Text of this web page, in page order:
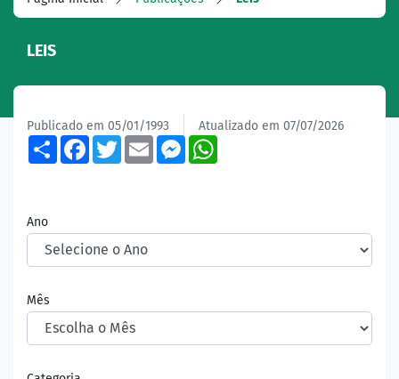
LEIS
Publicado em 05/01/1993 Atualizado em 07/07/2026
ShareFacebook
TwitterEmailMessenger
Ano
Mês